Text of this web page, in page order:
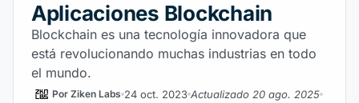
Aplicaciones Blockchain
Blockchain es una tecnología innovadora que
está revolucionando muchas industrias en todo
el mundo.
Por Ziken Labs 24 oct. 2023 Actualizado 20 ago. 2025